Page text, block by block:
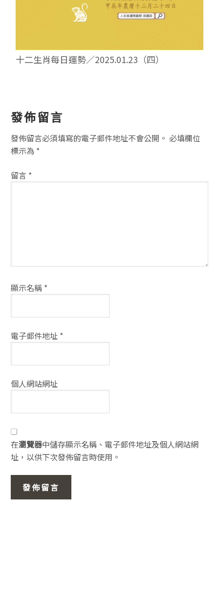
十二生肖每日運勢／2025.01.23（四）
讀
者
互
動
方
發佈留言
發佈留言必須填寫的電子郵件地址不會公開。 必填欄位
標示為 *
留言 *
顯示名稱 *
電子郵件地址 *
個人網站網址
在瀏覽器中儲存顯示名稱、電子郵件地址及個人網站網
址，以供下次發佈留言時使用。